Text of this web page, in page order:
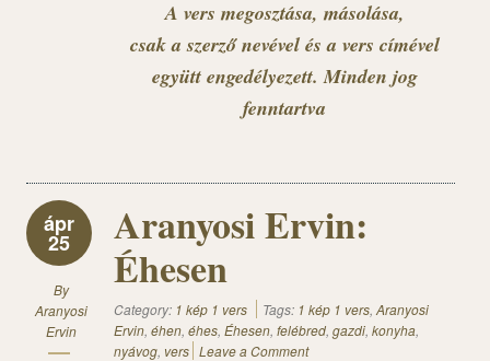
A vers megosztása, másolása,
csak a szerző nevével és a vers címével
együtt engedélyezett. Minden jog
fenntartva
ápr
25
By
Aranyosi
Ervin
Aranyosi Ervin:
Éhesen
Category: 1 kép 1 vers Tags: 1 kép 1 vers, Aranyosi
Ervin, éhen, éhes, Éhesen, felébred, gazdi, konyha,
nyávog, vers Leave a Comment